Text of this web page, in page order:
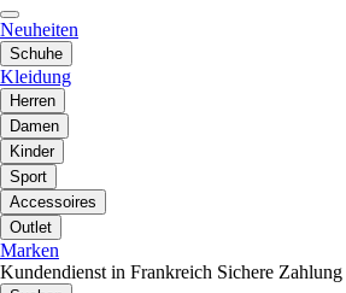
Neuheiten
Schuhe
Kleidung
Herren
Damen
Kinder
Sport
Accessoires
Outlet
Marken
Kundendienst in Frankreich Sichere Zahlung